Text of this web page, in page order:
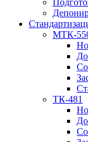
МТК-
ТК-481